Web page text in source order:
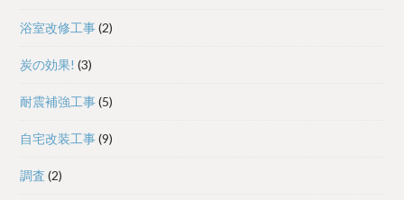
浴室改修工事(2)
炭の効果! (3)
耐震補強工事(5)
自宅改装工事(9)
調査 (2)